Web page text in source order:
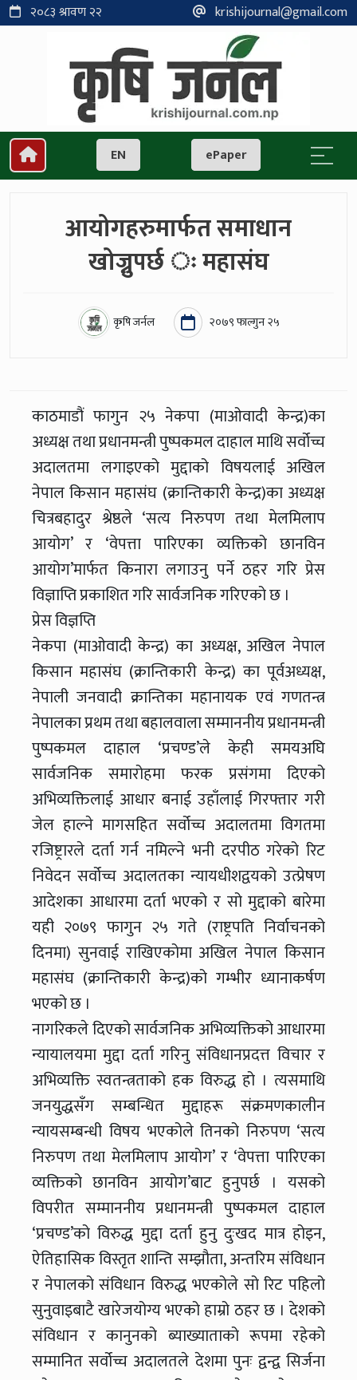
२०८३ श्रावण २२ krishijournal@gmail.com
EN ePaper
आयोगहरुमार्फत समाधान
खोज्नुपर्छ ः महासंघ
कृषि जर्नल २०७९ फाल्गुन २५
काठमाडौं फागुन २५ नेकपा (माओवादी केन्द्र)का
अध्यक्ष तथा प्रधानमन्त्री पुष्पकमल दाहाल माथि सर्वोच्च
अदालतमा लगाइएको मुद्दाको विषयलाई अखिल
नेपाल किसान महासंघ (क्रान्तिकारी केन्द्र)का अध्यक्ष
चित्रबहादुर श्रेष्ठले ‘सत्य निरुपण तथा मेलमिलाप
आयोग’ र ‘वेपत्ता पारिएका व्यक्तिको छानविन
आयोग’मार्फत किनारा लगाउनु पर्ने ठहर गरि प्रेस
विज्ञाप्ति प्रकाशित गरि सार्वजनिक गरिएको छ ।
प्रेस विज्ञप्ति
नेकपा (माओवादी केन्द्र) का अध्यक्ष, अखिल नेपाल
किसान महासंघ (क्रान्तिकारी केन्द्र) का पूर्वअध्यक्ष,
नेपाली जनवादी क्रान्तिका महानायक एवं गणतन्त्र
नेपालका प्रथम तथा बहालवाला सम्माननीय प्रधानमन्त्री
पुष्पकमल दाहाल ‘प्रचण्ड’ले केही समयअघि
सार्वजनिक समारोहमा फरक प्रसंगमा दिएको
अभिव्यक्तिलाई आधार बनाई उहाँलाई गिरफ्तार गरी
जेल हाल्ने मागसहित सर्वोच्च अदालतमा विगतमा
रजिष्ट्रारले दर्ता गर्न नमिल्ने भनी दरपीठ गरेको रिट
निवेदन सर्वोच्च अदालतका न्यायधीशद्वयको उत्प्रेषण
आदेशका आधारमा दर्ता भएको र सो मुद्दाको बारेमा
यही २०७९ फागुन २५ गते (राष्ट्रपति निर्वाचनको
दिनमा) सुनवाई राखिएकोमा अखिल नेपाल किसान
महासंघ (क्रान्तिकारी केन्द्र)को गम्भीर ध्यानाकर्षण
भएको छ ।
नागरिकले दिएको सार्वजनिक अभिव्यक्तिको आधारमा
न्यायालयमा मुद्दा दर्ता गरिनु संविधानप्रदत्त विचार र
अभिव्यक्ति स्वतन्त्रताको हक विरुद्ध हो । त्यसमाथि
जनयुद्धसँग सम्बन्धित मुद्दाहरू संक्रमणकालीन
न्यायसम्बन्धी विषय भएकोले तिनको निरुपण ‘सत्य
निरुपण तथा मेलमिलाप आयोग’ र ‘वेपत्ता पारिएका
व्यक्तिको छानविन आयोग’बाट हुनुपर्छ । यसको
विपरीत सम्माननीय प्रधानमन्त्री पुष्पकमल दाहाल
‘प्रचण्ड’को विरुद्ध मुद्दा दर्ता हुनु दुःखद मात्र होइन,
ऐतिहासिक विस्तृत शान्ति सम्झौता, अन्तरिम संविधान
र नेपालको संविधान विरुद्ध भएकोले सो रिट पहिलो
सुनुवाइबाटै खारेजयोग्य भएको हाम्रो ठहर छ । देशको
संविधान र कानुनको ब्याख्याताको रूपमा रहेको
सम्मानित सर्वोच्च अदालतले देशमा पुनः द्वन्द्व सिर्जना